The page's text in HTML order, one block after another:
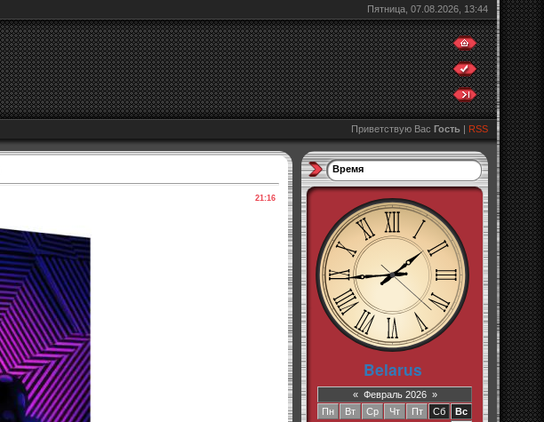
Пятница, 07.08.2026, 13:44
Приветствую Вас Гость | RSS
21:16
Время
« Февраль 2026 »
Пн
Вт Ср Чт Пт Сб
Вс